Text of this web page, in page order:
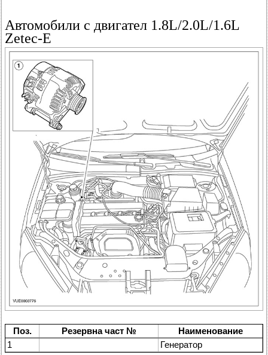
Автомобили с двигател 1.8L/2.0L/1.6L
Zetec-E
Поз. Резервна част №
Наименование
1
Генератор